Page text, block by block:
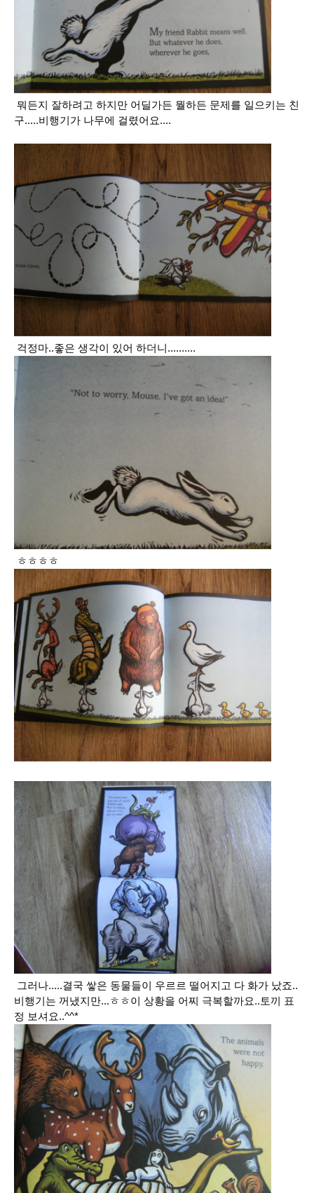
뭐든지 잘하려고 하지만 어딜가든 뭘하든 문제를 일으키는 친
구.....비행기가 나무에 걸렸어요....
걱정마..좋은 생각이 있어 하더니..........
ㅎㅎㅎㅎ
그러나.....결국 쌓은 동물들이 우르르 떨어지고 다 화가 났죠..
비행기는 꺼냈지만...ㅎㅎ이 상황을 어찌 극복할까요..토끼 표
정 보셔요..^^*